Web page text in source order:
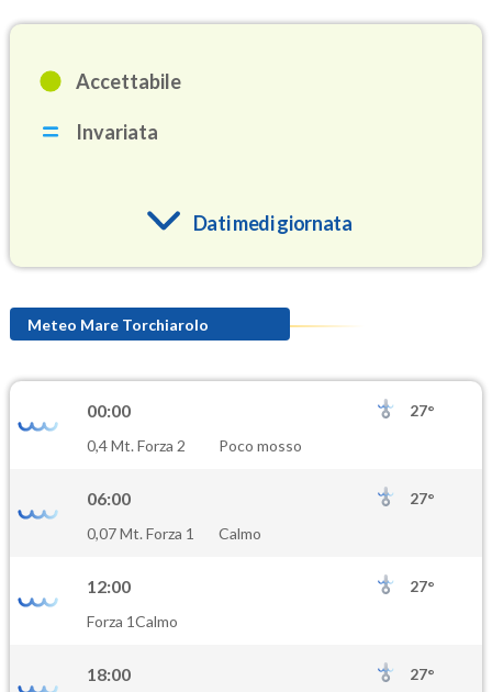
Accettabile
Invariata
Dati medi giornata
(Ozono) 95.7
(Diossido di azoto)
PM10
PM25
Meteo Mare Torchiarolo
00:00
27°
0,4 Mt. Forza 2
Poco mosso
06:00
27°
0,07 Mt. Forza 1
Calmo
12:00
27°
Forza 1Calmo
18:00
27°